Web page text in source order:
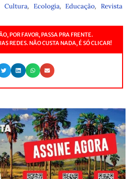
Cultura, Ecologia,Educação,Revista
POR FAVOR, PASSA PRA FRENTE.
REDES. NÃO CUSTA NADA, É SÓ CLICAR!